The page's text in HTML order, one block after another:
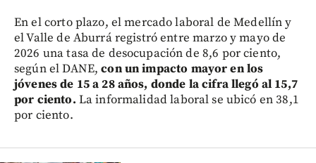
En el corto plazo, el mercado laboral de Medellín y
el Valle de Aburrá registró entre marzo y mayo de
2026 una tasa de desocupación de 8,6 por ciento,
según el DANE,con un impacto mayor en los
jóvenes de 15 a 28 años, donde la cifra llegó al 15,7
por ciento. La informalidad laboral se ubicó en 38,1
por ciento.